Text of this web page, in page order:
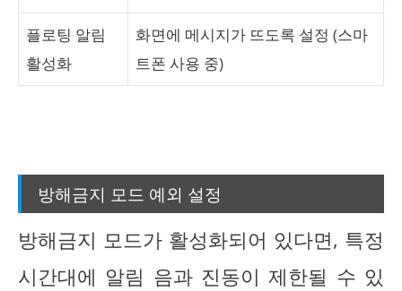
플로팅 알림
활성화
화면에 메시지가 뜨도록 설정 (스마
트폰 사용 중)
방해금지 모드 예외 설정
방해금지 모드가 활성화되어 있다면, 특정
시간대에 알림 음과 진동이 제한될 수 있